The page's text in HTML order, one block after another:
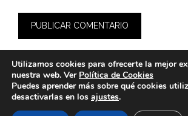
© 2026 calsat-repuestos.es -
Utilizamos cookies para ofrecerte la mejor
nuestra web. Ver Política de Cookies
Puedes aprender más sobre qué cookies
desactivarlas en los ajustes.